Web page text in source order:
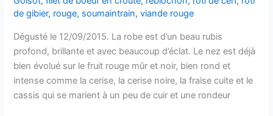
de gibier, rouge, soumaintrain,viande rouge
Dégusté le 12/09/2015. La robe est d’un beau rubis
profond, brillante et avec beaucoup d’éclat. Le nez est déjà
bien évolué sur le fruit rouge mûr et noir, bien rond et
intense comme la cerise, la cerise noire, la fraise cuite et le
cassis qui se marient à un peu de cuir et une rondeur